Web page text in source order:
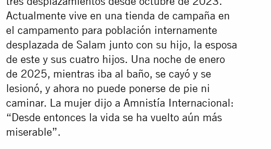
Actualmente vive en una tienda de campaña en
el campamento para población internamente
desplazada de Salam junto con su hijo, la esposa
de este y sus cuatro hijos. Una noche de enero
de 2025, mientras iba al baño, se cayó y se
lesionó, y ahora no puede ponerse de pie ni
caminar. La mujer dijo a Amnistía Internacional:
“Desde entonces la vida se ha vuelto aún más
miserable”.